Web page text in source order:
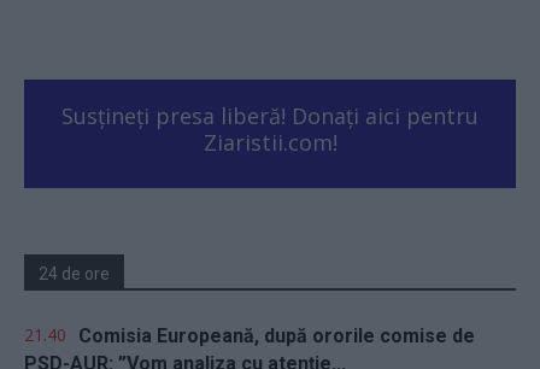
Susțineți presa liberă! Donați aici pentru
Ziaristii.com!
24 de ore
21.40
Comisia Europeană, după ororile comise de
PSD-AUR: ”Vom analiza cu atenție...